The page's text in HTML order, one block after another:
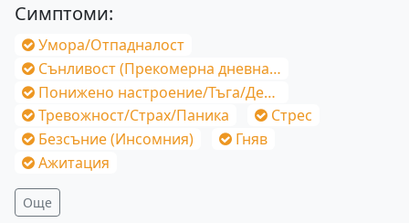
Симптоми:
Умора/Отпадналост
Сънливост (Прекомерна дневна)/Постоянна умора
Понижено настроение/Тъга/Депресия
Тревожност/Страх/Паника
Стрес
Безсъние (Инсомния)
Гняв
Ажитация
Още